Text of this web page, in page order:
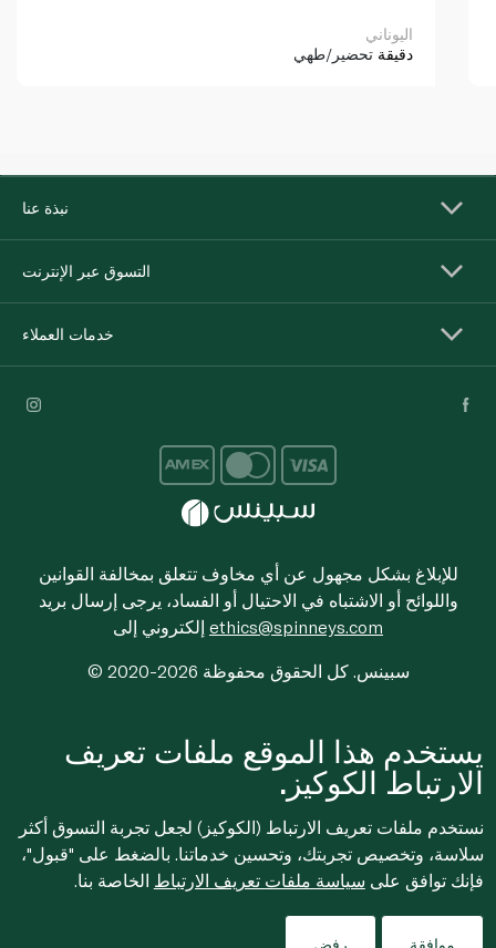
اليوناني
دقيقة تحضير/طهي
نبذة عنا
التسوق عبر الإنترنت
خدمات العملاء
للإبلاغ بشكل مجهول عن أي مخاوف تتعلق بمخالفة القوانين
واللوائح أو الاشتباه في الاحتيال أو الفساد، يرجى إرسال بريد
ethics@spinneys.com
© 2020-2026 سبينس. كل الحقوق محفوظة
يستخدم هذا الموقع ملفات تعريف
الارتباط الكوكيز.
نستخدم ملفات تعريف الارتباط (الكوكيز) لجعل تجربة التسوق أكثر
سلاسة، وتخصيص تجربتك، وتحسين خدماتنا. بالضغط على "قبول"،
فإنك توافق على سياسة ملفات تعريف الارتباط الخاصة بنا.
موافقة رفض